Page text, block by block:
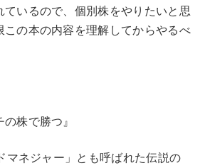
ているので、個別株をやりたいと思
この本の内容を理解してからやるべ
の株で勝つ』
マネジャー」とも呼ばれた伝説の